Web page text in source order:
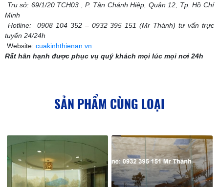
Trụ sở: 69/1/20 TCH03 , P. Tân Chánh Hiệp, Quận 12, Tp. Hồ Chí
Minh
Hotline: 0908 104 352 – 0932 395 151 (Mr Thành) tư vấn trực
tuyến 24/24h
Website: cuakinhthienan.vn
Rất hân hạnh được phục vụ quý khách mọi lúc mọi nơi 24h
SẢN PHẨM CÙNG LOẠI